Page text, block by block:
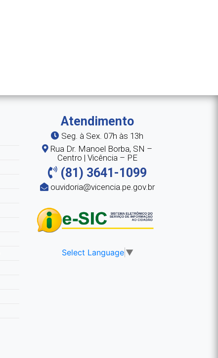
Atendimento
Seg. à Sex. 07h às 13h
Rua Dr. Manoel Borba, SN –
Centro | Vicência – PE
(81) 3641-1099
ouvidoria@vicencia.pe.gov.br
Select Language ▼